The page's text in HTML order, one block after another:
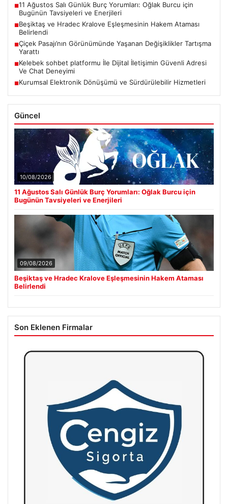
■11 Ağustos Salı Günlük Burç Yorumları: Oğlak Burcu için
Bugünün Tavsiyeleri ve Enerjileri
■Beşiktaş ve Hradec Kralove Eşleşmesinin Hakem Ataması
Belirlendi
■Çiçek Pasajı’nın Görünümünde Yaşanan Değişiklikler Tartışma
Yarattı
■Kelebek sohbet platformu İle Dijital İletişimin Güvenli Adresi
Ve Chat Deneyimi
■Kurumsal Elektronik Dönüşümü ve Sürdürülebilir Hizmetleri
Güncel
10/08/2026
11 Ağustos Salı Günlük Burç Yorumları: Oğlak Burcu için
Bugünün Tavsiyeleri ve Enerjileri
09/08/2026
Beşiktaş ve Hradec Kralove Eşleşmesinin Hakem Ataması
Belirlendi
Son Eklenen Firmalar